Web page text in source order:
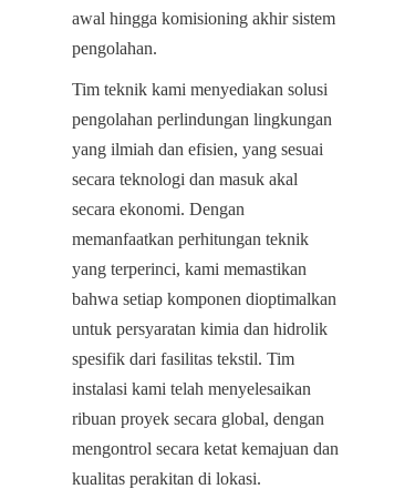
awal hingga komisioning akhir sistem
pengolahan.
Tim teknik kami menyediakan solusi
pengolahan perlindungan lingkungan
yang ilmiah dan efisien, yang sesuai
secara teknologi dan masuk akal
secara ekonomi. Dengan
memanfaatkan perhitungan teknik
yang terperinci, kami memastikan
bahwa setiap komponen dioptimalkan
untuk persyaratan kimia dan hidrolik
spesifik dari fasilitas tekstil. Tim
instalasi kami telah menyelesaikan
ribuan proyek secara global, dengan
mengontrol secara ketat kemajuan dan
kualitas perakitan di lokasi.